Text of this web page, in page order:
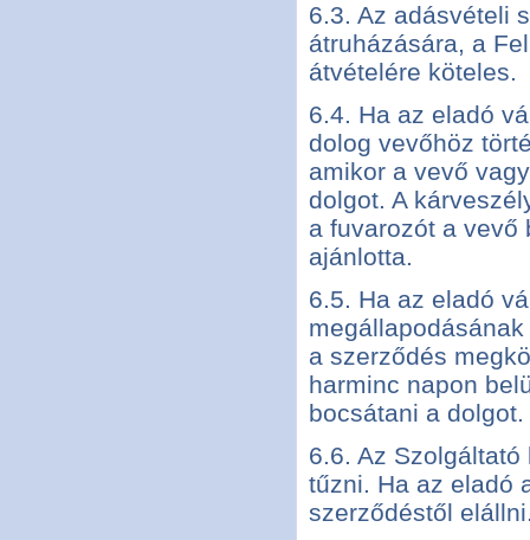
6.3. Az adásvételi
átruházására, a
átvételére köteles.
6.4. Ha az eladó
dolog vevőhöz
amikor a vevő
dolgot. A
a fuvarozót a vevő
ajánlotta.
6.5. Ha az eladó
a szerződés
harminc napon
bocsátani a dolgot.
6.6. Az
tűzni. Ha az eladó
szerződéstől